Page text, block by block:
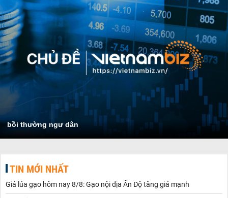
bồi thường ngư dân
TIN MỚI NHẤT
Giá lúa gạo hôm nay 8/8: Gạo nội địa Ấn Độ tăng giá mạnh